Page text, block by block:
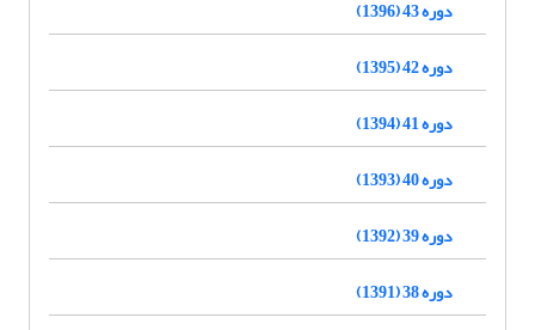
دوره 43 (1396)
دوره 42 (1395)
دوره 41 (1394)
دوره 40 (1393)
دوره 39 (1392)
دوره 38 (1391)